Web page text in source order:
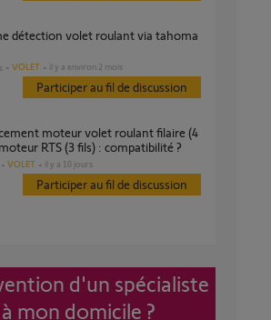
VOLET il y a environ 2 mois
Participer au fil de discussion
RTS (3 fils) : compatibilité ?
VOLET il y a 10 jours
Participer au fil de discussion
d'un spécialiste
à mon domicile ?